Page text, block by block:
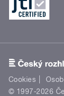
Cookies
© 1997-2026